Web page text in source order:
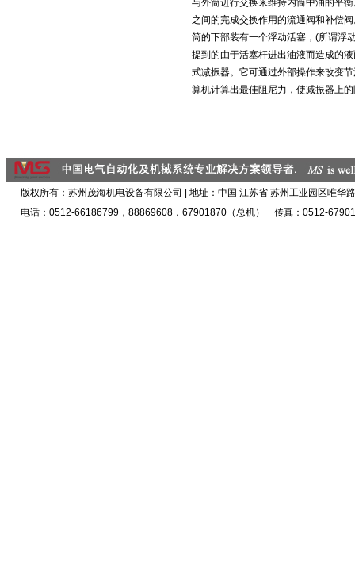
与外筒进行交换来维持内筒中油的平
之间的完成交换作用的流通阀和补偿
筒的下部装有一个浮动活塞，(所谓浮
提到的由于活塞杆进出油液而造成的
式减振器。它可通过外部操作来改变
算机计算出最佳阻尼力，使减振器上
版权所有：苏州茂海机电设备有限公司 | 地址：中国 江苏省 苏州工业园区唯华
电话：0512-66186799，88869608，67901870（总机） 传真：0512-